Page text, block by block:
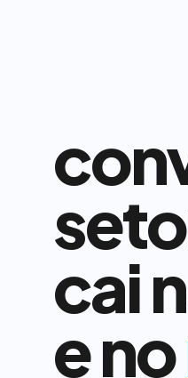
cai
e no